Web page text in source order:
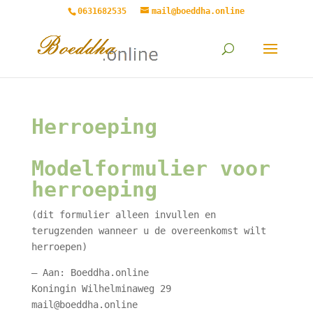
0631682535 mail@boeddha.online
Herroeping
Modelformulier voor
herroeping
(dit formulier alleen invullen en
terugzenden wanneer u de overeenkomst wilt
herroepen)
– Aan: Boeddha.online
Koningin Wilhelminaweg 29
mail@boeddha.online